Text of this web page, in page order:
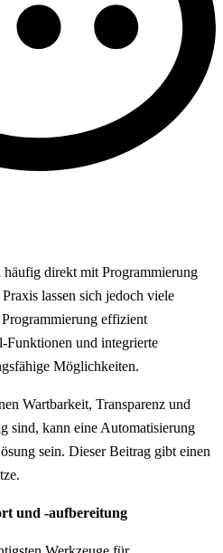
direkt mit Programmierung
lassen sich jedoch viele
Programmierung effizient
Funktionen und integrierte
Möglichkeiten.
Wartbarkeit, Transparenz und
sind, kann eine Automatisierung
sein. Dieser Beitrag gibt einen
und -aufbereitung